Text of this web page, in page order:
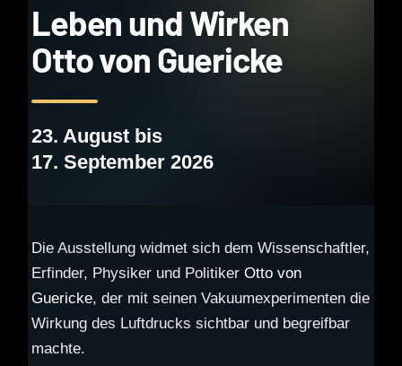
Thermometerschreiberin
Sie misst nicht nur Temperatur – sie zeichnet
Geschichte. Das feine Gerät dokumentierte einst
akribisch den Wandel des Wetters und gewährt heute
Leben und Wirken
Otto von Guericke
23. August bis
17. September 2026
Die Ausstellung widmet sich dem Wissenschaftler,
Erfinder, Physiker und Politiker Otto von
Guericke, der mit seinen Vakuumexperimenten die
Wirkung des Luftdrucks sichtbar und begreifbar
machte.